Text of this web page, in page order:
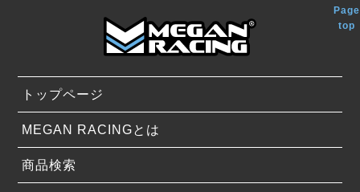
トップページ
MEGAN RACINGとは
商品検索
Page
top